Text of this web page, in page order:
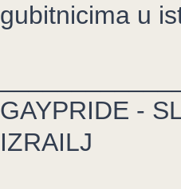
gubitnicima u
GAYPRIDE -
IZRAILJ